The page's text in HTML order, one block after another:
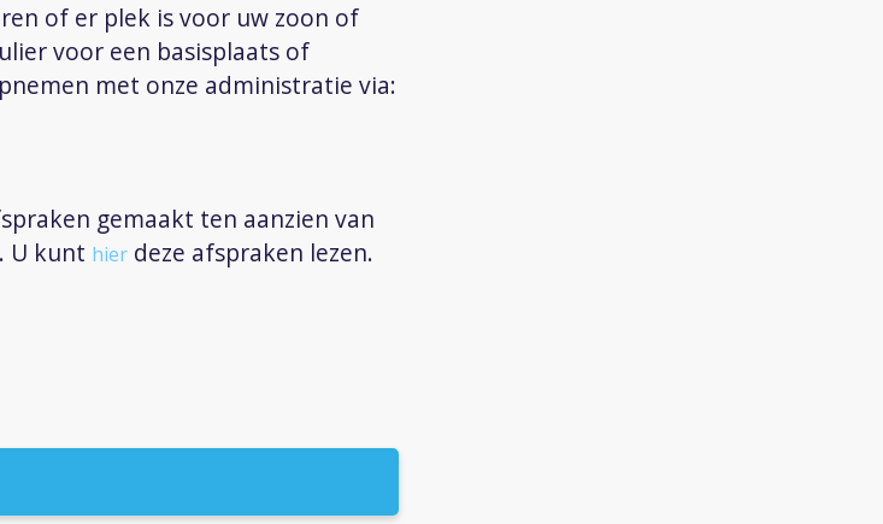
of er plek is voor uw zoon of
voor een basisplaats of
met onze administratie via:
gemaakt ten aanzien van
U kunt hier deze afspraken lezen.